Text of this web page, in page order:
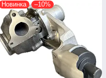
Новинка –10%